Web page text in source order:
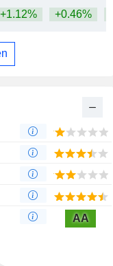
+1.12% +0.46%
AA